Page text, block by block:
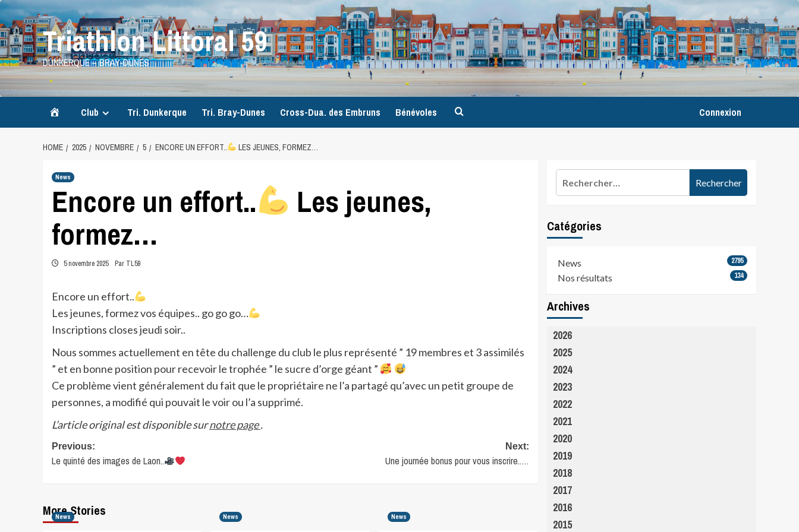
Skip
to
content
Triathlon Littoral 59
DUNKERQUE – BRAY-DUNES
Accueil
Club Tri. Dunkerque Tri. Bray-Dunes Cross-Dua. des Embruns Bénévoles Connexion
HOME 2025 NOVEMBRE 5 ENCORE UN EFFORT.. LES JEUNES, FORMEZ…
News
Encore un effort..
Les jeunes,
formez…
5 novembre 2025 Par TL59
Encore un effort..
Les jeunes, formez vos équipes.. go go go…
Inscriptions closes jeudi soir..
Nous sommes actuellement en tête du challenge du club le plus représenté ” 19 membres et 3 assimilés
” et en bonne position pour recevoir le trophée ” le sucre d’orge géant ”
Ce problème vient généralement du fait que le propriétaire ne l’a partagé qu’avec un petit groupe de
personnes, a modifié qui pouvait le voir ou l’a supprimé.
L’article original est disponible surnotre page.
Post
navigation
Previous:
Le quinté des images de Laon..
Next:
Une journée bonus pour vous inscrire..…
More Stories
News News News
Catégories
News 2795
Nos résultats 134
Archives
2026
2025
2024
2023
2022
2021
2020
2019
2018
2017
2016
2015